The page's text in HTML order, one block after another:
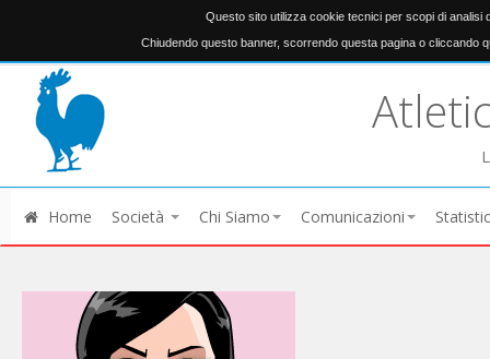
Questo sito utilizza cookie tecnici per scopi di analisi
Chiudendo questo banner, scorrendo questa pagina o cliccando
Home Società Chi Siamo Comunicazioni